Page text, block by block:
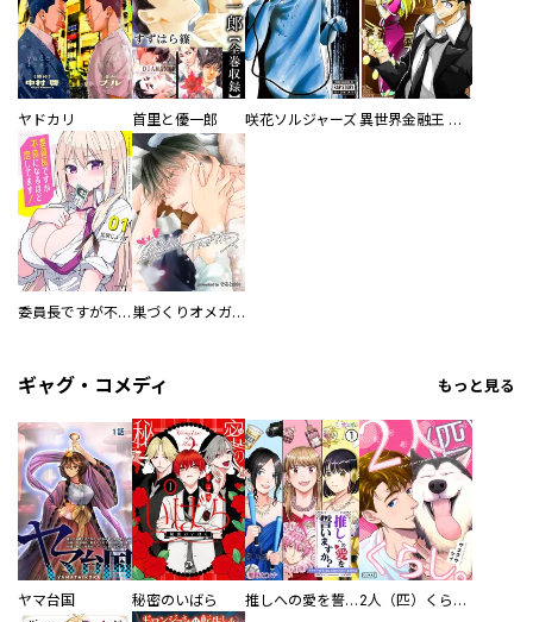
ヤドカリ 首里と優一郎 咲花ソルジャーズ 異世界金融王 ～クローネ・ゴルディオンの覇道～
委員長ですが不良になるほど恋してます！ 巣づくりオメガバース
ギャグ・コメディ もっと見る
ヤマ台国 秘密のいばら 推しへの愛を誓いますか？～アラサー女子、推しは逃げぬが人生逃げる～ 2人（匹）くらし。